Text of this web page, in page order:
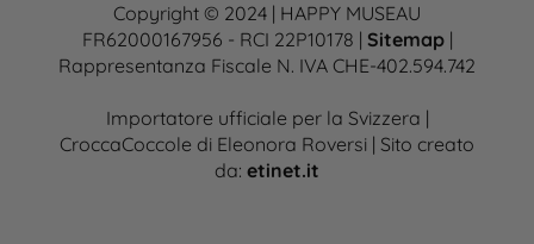
Copyright © 2024 | HAPPY MUSEAU
FR62000167956 - RCI 22P10178 | Sitemap|
Rappresentanza Fiscale N. IVA CHE-402.594.742
Importatore ufficiale per la Svizzera |
CroccaCoccole di Eleonora Roversi | Sito creato
da: etinet.it